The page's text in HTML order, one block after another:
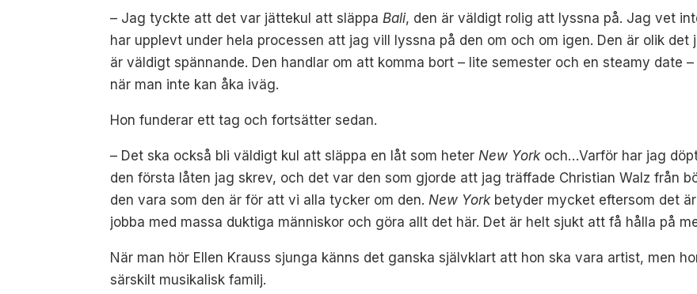
– Jag tyckte att det var jättekul att släppaBali, den är väldigt rolig att lyssna på. Jag vet
har upplevt under hela processen att jag vill lyssna på den om och om igen. Den är olik
är väldigt spännande. Den handlar om att komma bort – lite semester och en steamy date
när man inte kan åka iväg.
Hon funderar ett tag och fortsätter sedan.
– Det ska också bli väldigt kul att släppa en låt som heterNew Yorkoch…Varför har jag
den första låten jag skrev, och det var den som gjorde att jag träffade Christian Walz från
den vara som den är för att vi alla tycker om den.New Yorkbetyder mycket eftersom det
jobba med massa duktiga människor och göra allt det här. Det är helt sjukt att få hålla på
När man hör Ellen Krauss sjunga känns det ganska självklart att hon ska vara artist, men
särskilt musikalisk familj.